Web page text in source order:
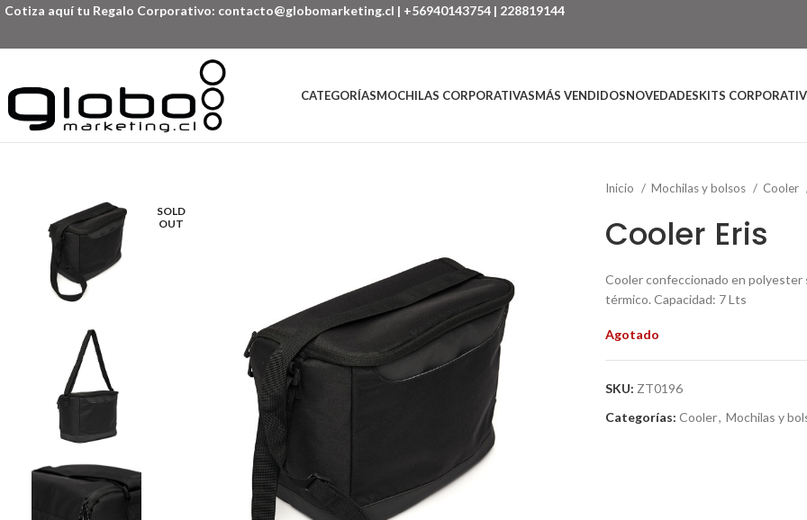
Cotiza aquí tu Regalo Corporativo: contacto@globomarketing.cl | +56940143754 | 228819144
CATEGORÍASMOCHILAS CORPORATIVASMÁS VENDIDOSNOVEDADESKITS
SOLD
OUT
Inicio Mochilas y bolsos Cooler
Cooler Eris
Cooler confeccionado en polyester
térmico. Capacidad: 7 Lts
Agotado
SKU: ZT0196
Categorías: Cooler, Mochilas y